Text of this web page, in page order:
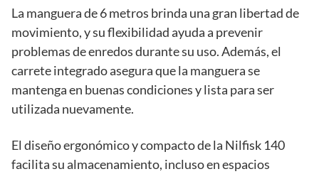
La manguera de 6 metros brinda una gran libertad de
movimiento, y su flexibilidad ayuda a prevenir
problemas de enredos durante su uso. Además, el
carrete integrado asegura que la manguera se
mantenga en buenas condiciones y lista para ser
utilizada nuevamente.
El diseño ergonómico y compacto de la Nilfisk 140
facilita su almacenamiento, incluso en espacios